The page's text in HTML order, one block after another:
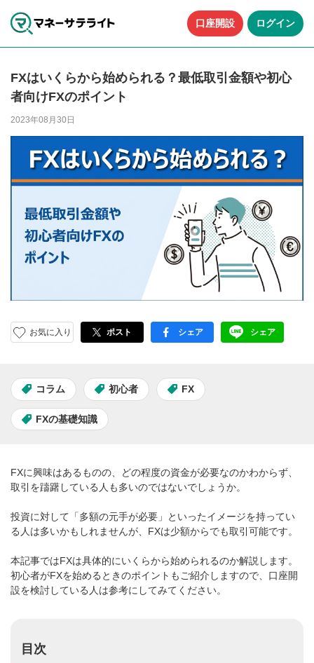
口座開設 ログイン
FXはいくらから始められる？最低取引金額や初心
者向けFXのポイント
2023年08月30日
お気に入り ポスト facebook
シェア LINE
シェア
コラム 初心者 FX
FXの基礎知識
FXに興味はあるものの、どの程度の資金が必要なのかわからず、
取引を躊躇している人も多いのではないでしょうか。
投資に対して「多額の元手が必要」といったイメージを持ってい
る人は多いかもしれませんが、FXは少額からでも取引可能です。
本記事ではFXは具体的にいくらから始められるのか解説します。
初心者がFXを始めるときのポイントもご紹介しますので、口座開
設を検討している人は参考にしてみてください。
目次